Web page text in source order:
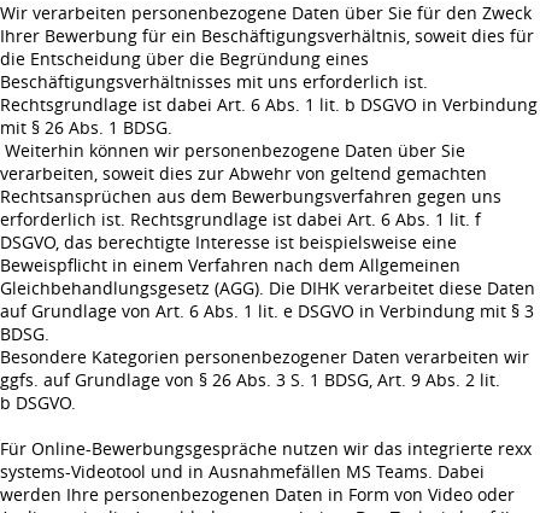
Wir verarbeiten personenbezogene Daten über Sie für den Zweck
Ihrer Bewerbung für ein Beschäftigungsverhältnis, soweit dies für
die Entscheidung über die Begründung eines
Beschäftigungsverhältnisses mit uns erforderlich ist.
Rechtsgrundlage ist dabei Art. 6 Abs. 1 lit. b DSGVO in Verbindung
mit § 26 Abs. 1 BDSG.
Weiterhin können wir personenbezogene Daten über Sie
verarbeiten, soweit dies zur Abwehr von geltend gemachten
Rechtsansprüchen aus dem Bewerbungsverfahren gegen uns
erforderlich ist. Rechtsgrundlage ist dabei Art. 6 Abs. 1 lit. f
DSGVO, das berechtigte Interesse ist beispielsweise eine
Beweispflicht in einem Verfahren nach dem Allgemeinen
Gleichbehandlungsgesetz (AGG). Die DIHK verarbeitet diese Daten
auf Grundlage von Art. 6 Abs. 1 lit. e DSGVO in Verbindung mit § 3
BDSG.
Besondere Kategorien personenbezogener Daten verarbeiten wir
ggfs. auf Grundlage von § 26 Abs. 3 S. 1 BDSG, Art. 9 Abs. 2 lit.
b DSGVO.
Für Online-Bewerbungsgespräche nutzen wir das integrierte rexx
systems-Videotool und in Ausnahmefällen MS Teams. Dabei
werden Ihre personenbezogenen Daten in Form von Video oder